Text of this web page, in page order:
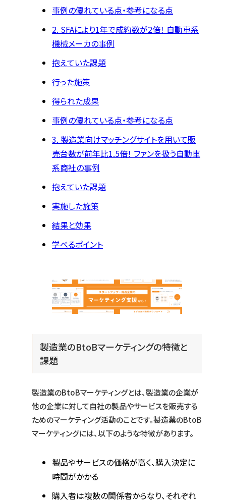
事例の優れている点・参考になる点
2. SFAにより1年で成約数が2倍！ 自動車系
機械メーカの事例
抱えていた課題
行った施策
得られた成果
事例の優れている点・参考になる点
3. 製造業向けマッチングサイトを用いて販
売台数が前年比1.5倍！ ファンを扱う自動車
系商社の事例
抱えていた課題
実施した施策
結果と効果
学べるポイント
製造業のBtoBマーケティングの特徴と
課題
製造業のBtoBマーケティングとは、製造業の企業が
他の企業に対して自社の製品やサービスを販売する
ためのマーケティング活動のことです。製造業のBtoB
マーケティングには、以下のような特徴があります。
製品やサービスの価格が高く、購入決定に
時間がかかる
購入者は複数の関係者からなり、それぞれ